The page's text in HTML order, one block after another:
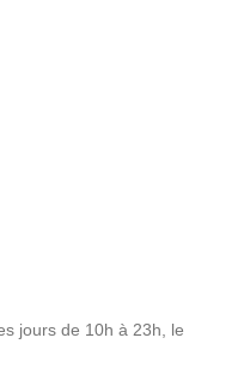
jours de 10h à 23h, le